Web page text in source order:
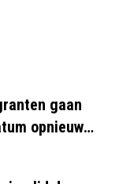
gaan
opnieuw